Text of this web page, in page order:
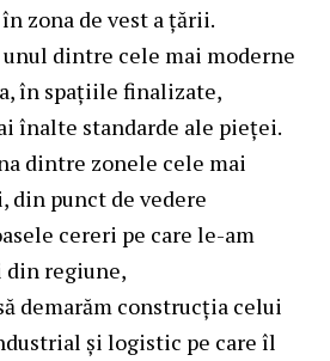
în zona de vest a țării.
unul dintre cele mai moderne
în spațiile finalizate,
înalte standarde ale pieței.
dintre zonele cele mai
din punct de vedere
cereri pe care le-am
regiune,
demarăm construcția celui
și logistic pe care îl